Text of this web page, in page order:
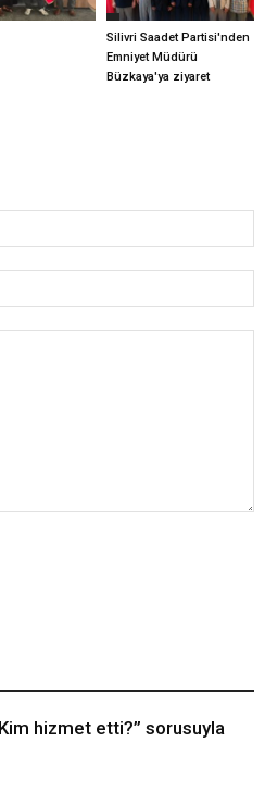
Silivri Saadet Partisi'nden
Emniyet Müdürü
Büzkaya'ya ziyaret
hizmet etti?” sorusuyla